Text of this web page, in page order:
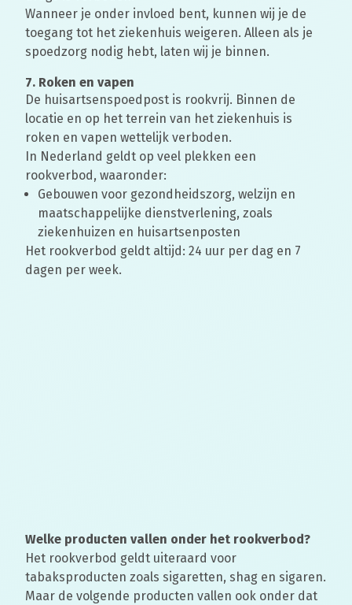
Wanneer je onder invloed bent, kunnen wij je de
toegang tot het ziekenhuis weigeren. Alleen als je
spoedzorg nodig hebt, laten wij je binnen.
7. Roken en vapen
De huisartsenspoedpost is rookvrij. Binnen de
locatie en op het terrein van het ziekenhuis is
roken en vapen wettelijk verboden.
In Nederland geldt op veel plekken een
rookverbod, waaronder:
Gebouwen voor gezondheidszorg, welzijn en
maatschappelijke dienstverlening, zoals
ziekenhuizen en huisartsenposten
Het rookverbod geldt altijd: 24 uur per dag en 7
dagen per week.
Welke producten vallen onder het rookverbod?
Het rookverbod geldt uiteraard voor
tabaksproducten zoals sigaretten, shag en sigaren.
Maar de volgende producten vallen ook onder dat